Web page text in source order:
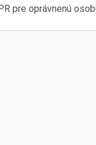
pre oprávnenú